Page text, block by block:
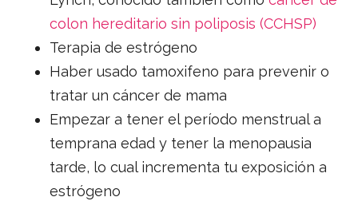
colon hereditario sin poliposis (CCHSP)
Terapia de estrógeno
Haber usado tamoxifeno para prevenir o
tratar un cáncer de mama
Empezar a tener el período menstrual a
temprana edad y tener la menopausia
tarde, lo cual incrementa tu exposición a
estrógeno